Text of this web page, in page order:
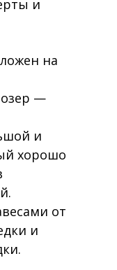
и
на
—
и
хорошо
от
и